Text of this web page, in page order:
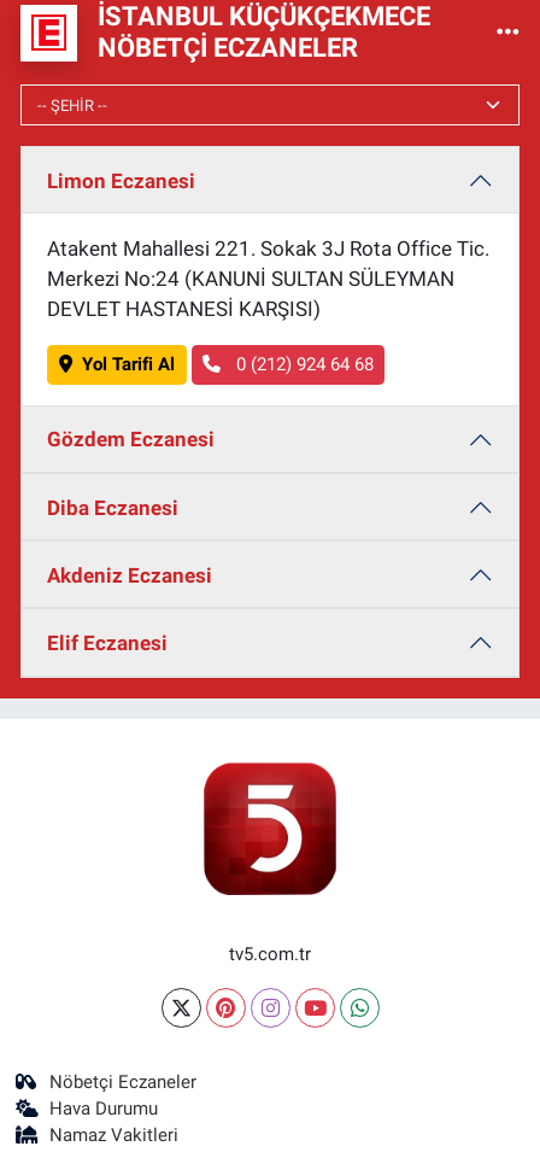
İSTANBUL KÜÇÜKÇEKMECE
NÖBETÇI ECZANELER
Limon Eczanesi
Atakent Mahallesi 221. Sokak 3J Rota Office Tic.
Merkezi No:24 (KANUNİ SULTAN SÜLEYMAN
DEVLET HASTANESİ KARŞISI)
Yol Tarifi Al 0 (212) 924 64 68
Gözdem Eczanesi
Diba Eczanesi
Akdeniz Eczanesi
Elif Eczanesi
tv5.com.tr
Nöbetçi Eczaneler
Hava Durumu
Namaz Vakitleri